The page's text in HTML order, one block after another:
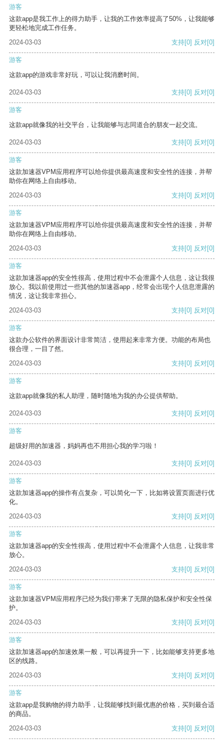
游客
这款app是我工作上的得力助手，让我的工作效率提高了50%，让我能够
更轻松地完成工作任务。
2024-03-03
支持[0] 反对[0]
游客
这款app的游戏非常好玩，可以让我消磨时间。
2024-03-03 支持[0] 反对[0]
游客
这款app就像我的社交平台，让我能够与志同道合的朋友一起交流。
2024-03-03 支持[0] 反对[0]
游客
这款加速器VPM应用程序可以给你提供最高速度和安全性的连接，并帮
助你在网络上自由移动。
2024-03-03
支持[0] 反对[0]
游客
这款加速器VPM应用程序可以给你提供最高速度和安全性的连接，并帮
助你在网络上自由移动。
2024-03-03
支持[0] 反对[0]
游客
这款加速器app的安全性很高，使用过程中不会泄露个人信息，这让我很
放心。我以前使用过一些其他的加速器app，经常会出现个人信息泄露的
情况，这让我非常担心。
2024-03-03
支持[0] 反对[0]
游客
这款办公软件的界面设计非常简洁，使用起来非常方便。功能的布局也
很合理，一目了然。
2024-03-03
支持[0] 反对[0]
游客
这款app就像我的私人助理，随时随地为我的办公提供帮助。
2024-03-03 支持[0] 反对[0]
游客
超级好用的加速器，妈妈再也不用担心我的学习啦！
2024-03-03 支持[0] 反对[0]
游客
这款加速器app的操作有点复杂，可以简化一下，比如将设置页面进行优
化。
2024-03-03
支持[0] 反对[0]
游客
这款加速器app的安全性很高，使用过程中不会泄露个人信息，让我非常
放心。
2024-03-03
支持[0] 反对[0]
游客
这款加速器VPM应用程序已经为我们带来了无限的隐私保护和安全性保
护。
2024-03-03
支持[0] 反对[0]
游客
这款加速器app的加速效果一般，可以再提升一下，比如能够支持更多地
区的线路。
2024-03-03
支持[0] 反对[0]
游客
这款app是我购物的得力助手，让我能够找到最优惠的价格，买到最合适
的商品。
2024-03-03
支持[0] 反对[0]